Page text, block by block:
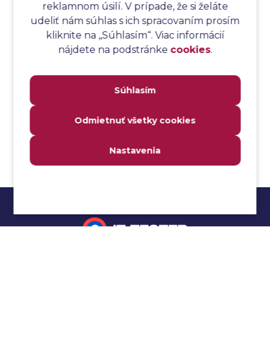
Analýza testovacieho bodu
Analýza toku riadenia
Analýza toku údajov
Analýza webových stránok a inventár meraní
Analyzovateľnosť
Anti-malvér
reklamnom úsilí. V prípade, že si želáte
udeliť nám súhlas s ich spracovaním prosím
kliknite na ,,Súhlasím“. Viac informácií
nájdete na podstránke cookies.
Súhlasím
Odmietnuť všetky cookies
Nastavenia